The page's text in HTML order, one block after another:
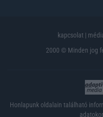
kapcsolat |
2000 © Minden jog
Honlapunk oldalain található